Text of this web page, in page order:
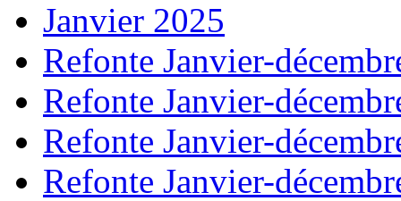
Janvier 2025
Refonte Janvier-
Refonte Janvier-
Refonte Janvier-
Refonte Janvier-